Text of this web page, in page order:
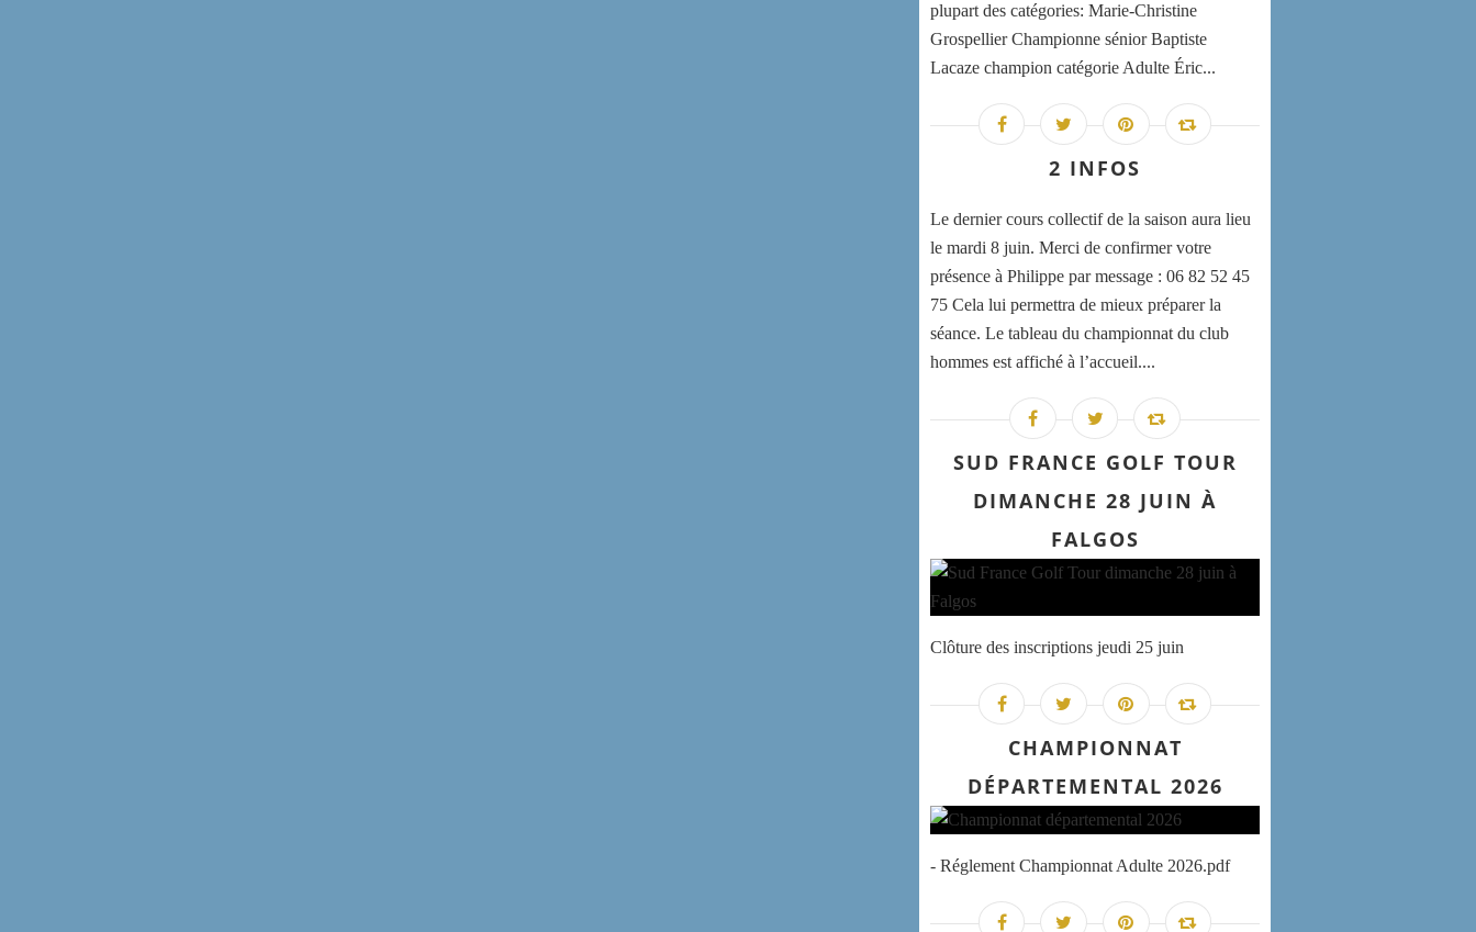
plupart des catégories: Marie-Christine
Grospellier Championne sénior Baptiste
Lacaze champion catégorie Adulte Éric...
2 INFOS
Le dernier cours collectif de la saison aura lieu
le mardi 8 juin. Merci de confirmer votre
présence à Philippe par message : 06 82 52 45
75 Cela lui permettra de mieux préparer la
séance. Le tableau du championnat du club
hommes est affiché à l’accueil....
SUD FRANCE GOLF TOUR
DIMANCHE 28 JUIN À
FALGOS
Clôture des inscriptions jeudi 25 juin
CHAMPIONNAT
DÉPARTEMENTAL 2026
- Réglement Championnat Adulte 2026.pdf